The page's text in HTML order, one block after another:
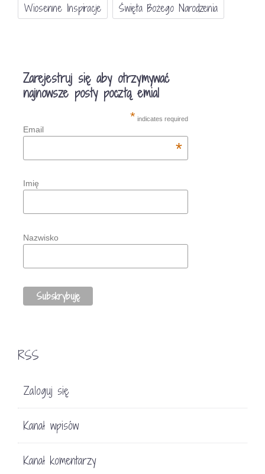
Wiosenne Inspiracje
Święta Bożego Narodzenia
Zarejestruj się aby otrzymywać
najnowsze posty pocztą emial
* indicates required
Email
*
Imię
Nazwisko
RSS
Zaloguj się
Kanał wpisów
Kanał komentarzy